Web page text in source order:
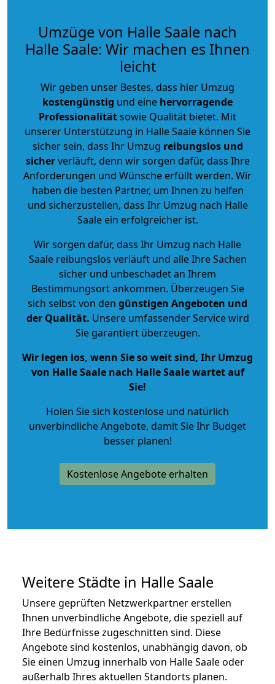
Umzüge von Halle Saale nach
Halle Saale: Wir machen es Ihnen
leicht
Wir geben unser Bestes, dass hier Umzug
kostengünstig und eine hervorragende
Professionalitätsowie Qualität bietet. Mit
unserer Unterstützung in Halle Saale können Sie
sicher sein, dass Ihr Umzug reibungslos und
sicherverläuft, denn wir sorgen dafür, dass Ihre
Anforderungen und Wünsche erfüllt werden. Wir
haben die besten Partner, um Ihnen zu helfen
und sicherzustellen, dass Ihr Umzug nach Halle
Saale ein erfolgreicher ist.
Wir sorgen dafür, dass Ihr Umzug nach Halle
Saale reibungslos verläuft und alle Ihre Sachen
sicher und unbeschadet an Ihrem
Bestimmungsort ankommen. Überzeugen Sie
sich selbst von den günstigen Angeboten und
der Qualität. Unsere umfassender Service wird
Sie garantiert überzeugen.
Wir legen los, wenn Sie so weit sind, Ihr Umzug
von Halle Saale nach Halle Saale wartet auf
Sie!
Holen Sie sich kostenlose und natürlich
unverbindliche Angebote, damit Sie Ihr Budget
besser planen!
Kostenlose Angebote erhalten
Weitere Städte in Halle Saale
Unsere geprüften Netzwerkpartner erstellen
Ihnen unverbindliche Angebote, die speziell auf
Ihre Bedürfnisse zugeschnitten sind. Diese
Angebote sind kostenlos, unabhängig davon, ob
Sie einen Umzug innerhalb von Halle Saale oder
außerhalb Ihres aktuellen Standorts planen.